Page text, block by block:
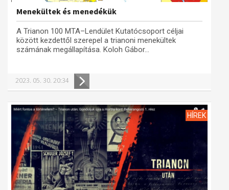
Menekültek és menedékük
A Trianon 100 MTA–Lendület Kutatócsoport céljai
között kezdettől szerepel a trianoni menekültek
számának megállapítása. Koloh Gábor...
2023. 05. 30. 20:34
HÍREK